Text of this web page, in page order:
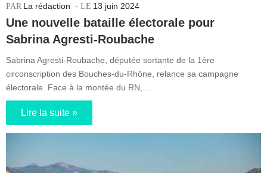
La rédaction 13 juin 2024
Une nouvelle bataille électorale pour
Sabrina Agresti-Roubache
Sabrina Agresti-Roubache, députée sortante de la 1ère
circonscription des Bouches-du-Rhône, relance sa campagne
électorale. Face à la montée du RN,…
Lire la suite »